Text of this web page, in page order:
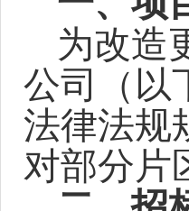
为改造
公司（以
法律法规
对部分片